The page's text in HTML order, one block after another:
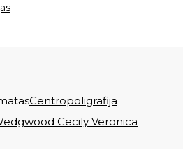
Centropoligrāfija
Cecily Veronica